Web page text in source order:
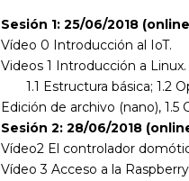
Sesión 1: 25/06/2018
Vídeo 0 Introducción al IoT.
Videos 1 Introducción a Linux.
1.1 Estructura básica; 1.2
Edición de archivo (nano), 1.5
Sesión 2: 28/06/2018
Vídeo2 El controlador
Vídeo 3 Acceso a la